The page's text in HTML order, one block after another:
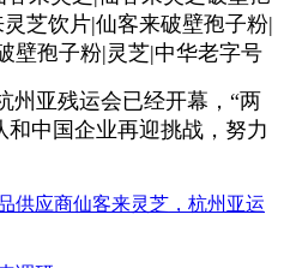
州亚残运会已经开幕，“两
中国企业再迎挑战，努力
供应商仙客来灵芝，杭州亚运